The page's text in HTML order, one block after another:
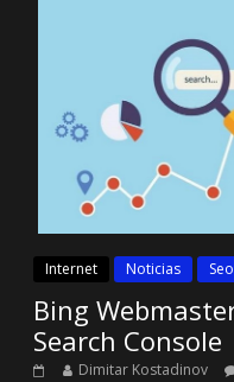
Internet Noticias Seo
Bing
Search Console
Dimitar Kostadinov